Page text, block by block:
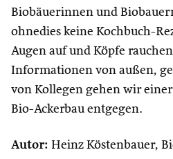
Biobäuerinnen und
ohnedies keine Kochbuch-
Augen auf und Köpfe
Informationen von außen,
von Kollegen gehen wir
Bio-Ackerbau entgegen.
Autor: Heinz Köstenbauer,